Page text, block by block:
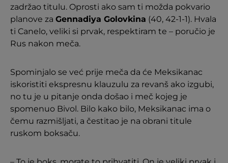
zadržao titulu. Oprosti ako sam ti možda pokvario
planove za Gennadiya Golovkina (40, 42-1-1). Hvala
ti Canelo, veliki si prvak, respektiram te – poručio je
Rus nakon meča.
Spominjalo se već prije meča da će Meksikanac
iskoristiti ekspresnu klauzulu za revanš ako izgubi,
no tu je u pitanje onda došao i meč kojeg je
spomenuo Bivol. Bilo kako bilo, Meksikanac ima o
čemu razmišljati, a čestitao je na obrani titule
ruskom boksaču.